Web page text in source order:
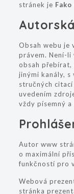
stránek je
Obsah webu je
právem. Není-li
obsah
jinými kanály,
stručných
uvedením
vždy písemný
Autor www
o maximální
funkčností pro
Webová
stránka